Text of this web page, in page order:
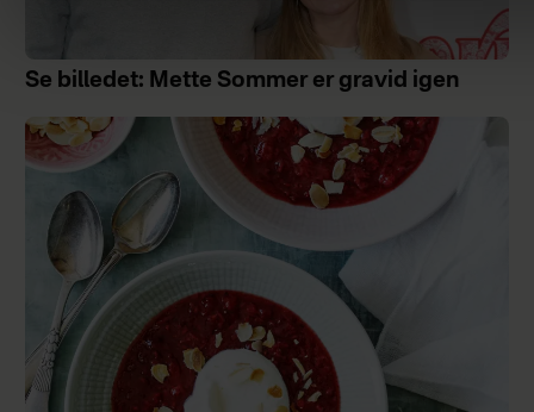
Se billedet: Mette Sommer er gravid igen